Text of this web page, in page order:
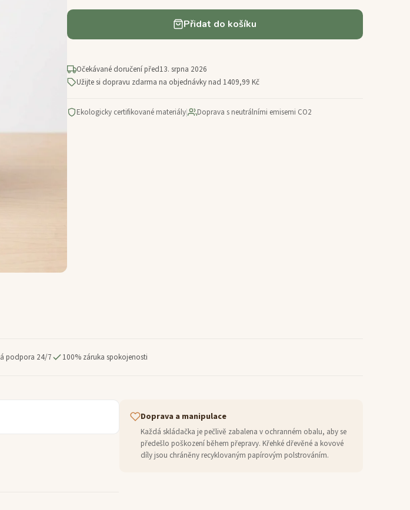
Přidat do košíku
Očekávané doručení před13. srpna 2026
Užijte si dopravu zdarma na objednávky nad 1409,99 Kč
Ekologicky certifikované materiály| Doprava s neutrálními emisemi CO2
podpora 24/7 100% záruka spokojenosti
Doprava a manipulace
Každá skládačka je pečlivě zabalena v ochranném obalu, aby se
předešlo poškození během přepravy. Křehké dřevěné a kovové
díly jsou chráněny recyklovaným papírovým polstrováním.